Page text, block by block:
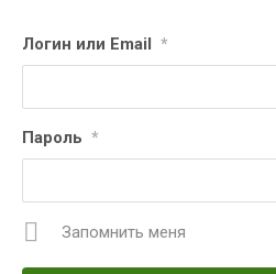
Логин или Email *
Пароль *
Запомнить меня